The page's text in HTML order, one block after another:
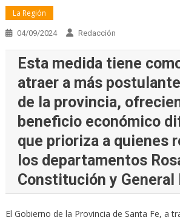
La Región
04/09/2024 Redacción
Esta medida tiene
atraer a más
de la provincia,
beneficio económico
que prioriza a quienes
los departamentos
Constitución y General
El Gobierno de la Provincia de Santa Fe, a